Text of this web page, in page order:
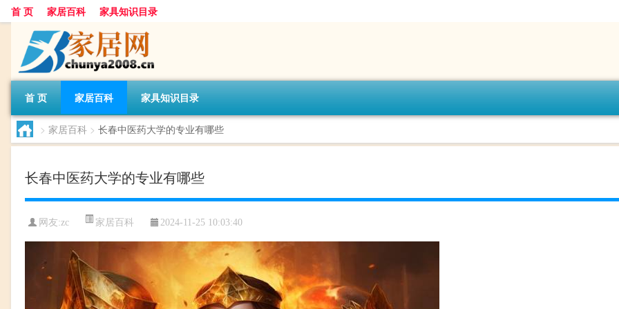
首 页 家居百科 家具知识目录
首 页 家居百科 家具知识目录
> 家居百科 > 长春中医药大学的专业有哪些
长春中医药大学的专业有哪些
网友:zc 家居百科 2024-11-25 10:03:40